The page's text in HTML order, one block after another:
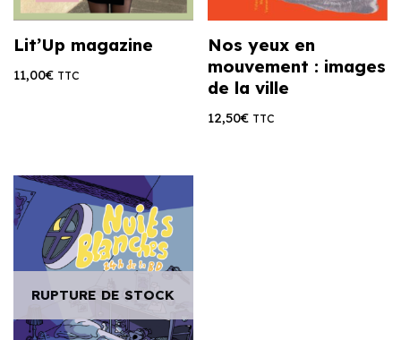
Lit’Up magazine
11,00€ TTC
Nos yeux en
mouvement : images
de la ville
12,50€ TTC
RUPTURE DE STOCK